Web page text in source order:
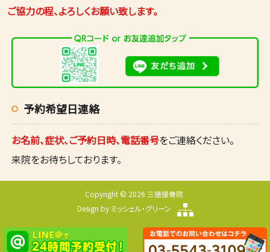
ご協力の程、よろしくお願い致します。
予約希望日連絡
お名前、症状、ご予約日時、電話番号をご連絡ください。
来院をお待ちしております。
Copyright © 2026 三徳接骨院.
Design by ミッシェル・グリーン